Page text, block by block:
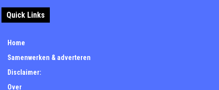
Quick Links
Home
Samenwerken & adverteren
Disclaimer:
Over